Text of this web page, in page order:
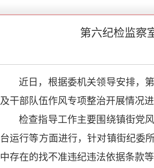
第六纪检监察
近日，根据委机关领导安排，
及干部队伍作风专项整治开展情况进
检查指导工作主要围绕镇街党
台运行等方面进行，针对镇街纪委
中存在的找不准违纪违法依据条款